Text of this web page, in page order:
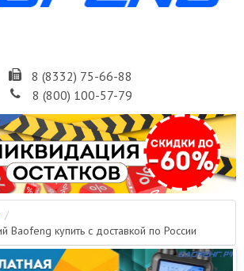
8 (8332) 75-66-88
8 (800) 100-57-79
Baofeng купить с доставкой по России